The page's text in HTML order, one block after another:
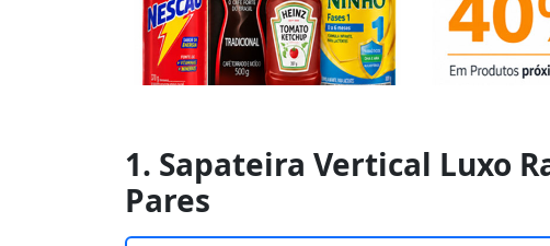
1. Sapateira Vertical Luxo
Pares